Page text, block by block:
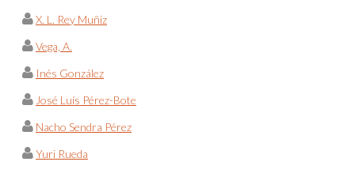
X. L. Rey Muñiz
Vega, A.
Inés González
José Luís Pérez-Bote
Nacho Sendra Pérez
Yuri Rueda